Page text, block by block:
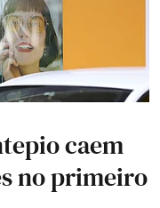
caem
no primeiro